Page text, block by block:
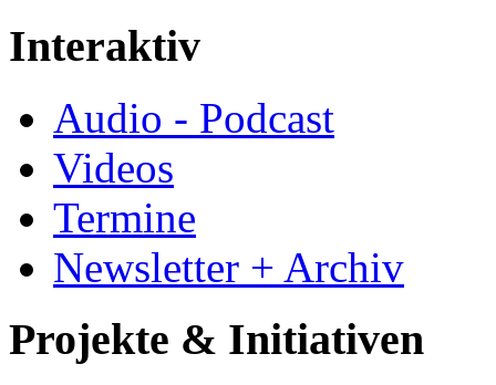
Interaktiv
Audio - Podcast
Videos
Termine
Newsletter + Archiv
Projekte & Initiativen